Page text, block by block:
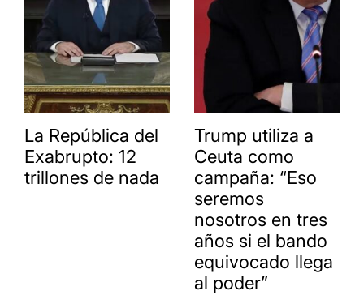
La República del
Exabrupto: 12
trillones de nada
Trump utiliza a
Ceuta como
campaña: “Eso
seremos
nosotros en tres
años si el bando
equivocado llega
al poder”